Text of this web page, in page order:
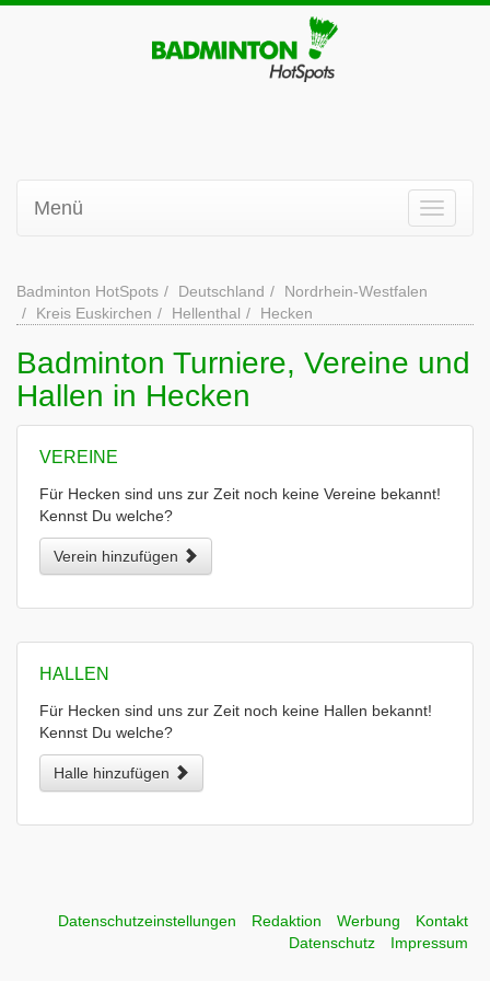
Menü
Badminton HotSpots Deutschland
Nordrhein-Westfalen
Kreis Euskirchen
Hellenthal Hecken
Badminton Turniere, Vereine und
Hallen in Hecken
VEREINE
Für Hecken sind uns zur Zeit noch keine Vereine bekannt!
Kennst Du welche?
Verein hinzufügen
HALLEN
Für Hecken sind uns zur Zeit noch keine Hallen bekannt!
Kennst Du welche?
Halle hinzufügen
Datenschutzeinstellungen Redaktion Werbung
Kontakt
Datenschutz
Impressum